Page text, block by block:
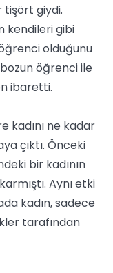
tişört giydi.
kendileri gibi
olduğunu
öğrenci ile
ibaretti.
kadını ne kadar
çıktı. Önceki
bir kadının
Aynı etki
kadın, sadece
tarafından